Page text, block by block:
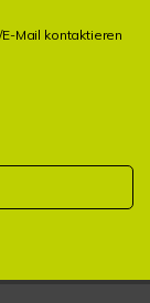
Mail kontaktieren